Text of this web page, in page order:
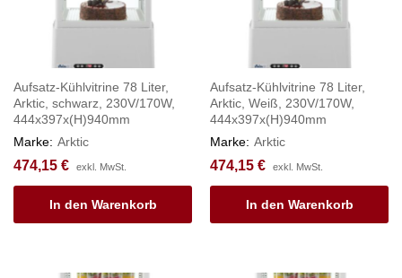
Aufsatz-Kühlvitrine 78 Liter,
Arktic, schwarz, 230V/170W,
444x397x(H)940mm
Marke: Arktic
474,15 € exkl. MwSt.
In den Warenkorb
Aufsatz-Kühlvitrine 78 Liter,
Arktic, Weiß, 230V/170W,
444x397x(H)940mm
Marke: Arktic
474,15 € exkl. MwSt.
In den Warenkorb